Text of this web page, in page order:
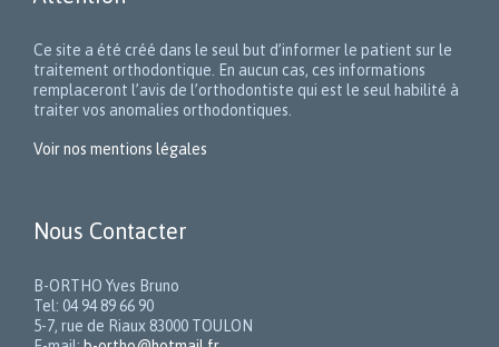
Ce site a été créé dans le seul but d’informer le patient sur le
traitement orthodontique. En aucun cas, ces informations
remplaceront l’avis de l’orthodontiste qui est le seul habilité à
traiter vos anomalies orthodontiques.
Voir nos mentions légales
Nous Contacter
B-ORTHO Yves Bruno
Tel: 04 94 89 66 90
5-7, rue de Riaux 83000 TOULON